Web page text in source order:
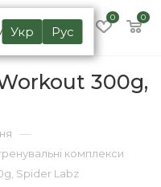
Укр Рус
0 0
300g,
—
комплекси
Spider Labz